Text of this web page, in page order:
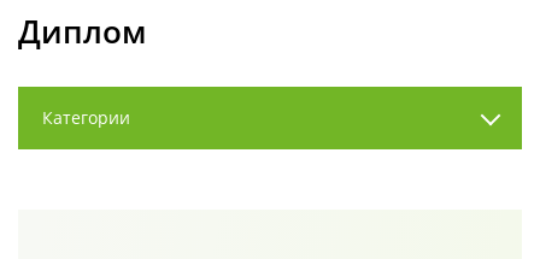
Диплом
Категории